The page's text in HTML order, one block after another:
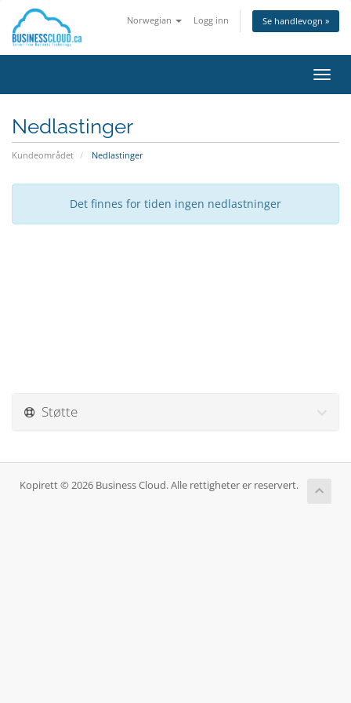
Norwegian Logg inn Se handlevogn »
Bytt
Nedlastinger
Kundeområdet Nedlastinger
Det finnes for tiden ingen nedlastninger
Støtte
Kopirett © 2026 Business Cloud. Alle rettigheter er reservert.